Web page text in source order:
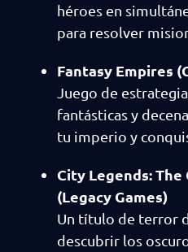
héroes en
para resolver
Fantasy Empires
Juego de
fantásticas y
tu imperio y
City Legends:
(Legacy Games)
Un título de terror
descubrir los